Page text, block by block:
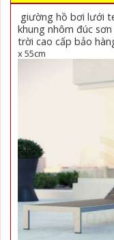
giường hồ bơi lưới
khung nhôm đúc
trời cao cấp bảo
x 55cm